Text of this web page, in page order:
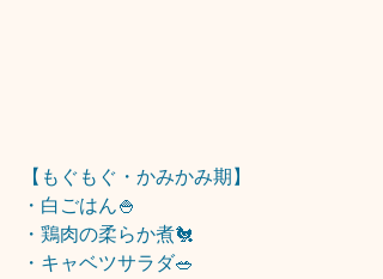
【もぐもぐ・かみかみ期】
・白ごはん🍚
・鶏肉の柔らか煮🐔
・キャベツサラダ🥗